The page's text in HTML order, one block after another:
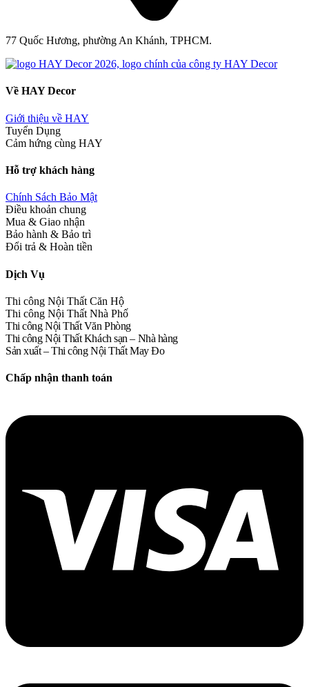
77 Quốc Hương, phường An Khánh, TPHCM.
Về HAY Decor
Giới thiệu về HAY
Tuyển Dụng
Cảm hứng cùng HAY
Hỗ trợ khách hàng
Chính Sách Bảo Mật
Điều khoản chung
Mua & Giao nhận
Bảo hành & Bảo trì
Đổi trả & Hoàn tiền
Dịch Vụ
Thi công Nội Thất Căn Hộ
Thi công Nội Thất Nhà Phố
Thi công Nội Thất Văn Phòng
Thi công Nội Thất Khách sạn – Nhà hàng
Sản xuất – Thi công Nội Thất May Đo
Chấp nhận thanh toán